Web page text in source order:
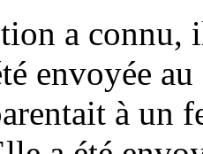
a connu,
envoyée
à un